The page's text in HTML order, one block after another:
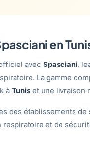
en
avec Spasciani,
La gamme
à Tunis et une livraison
des établissements de
et de